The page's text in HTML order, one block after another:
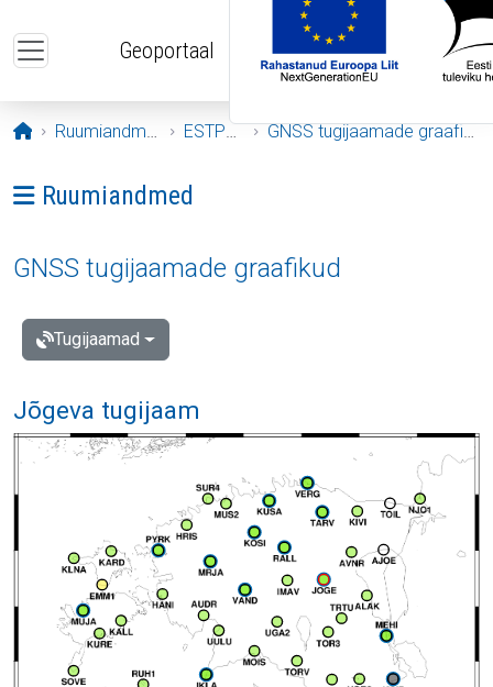
Geoportaal
Avaleht
Ruumiandmed ESTPOS GNSS tugijaamade graafikud
Ava menüü: Ruumiandmed
Ruumiandmed
GNSS tugijaamade graafikud
Tugijaamad
Jõgeva tugijaam